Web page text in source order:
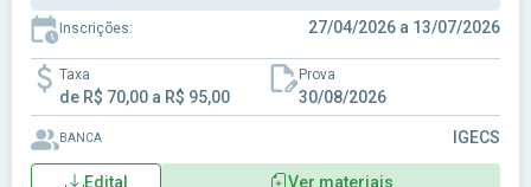
Inscrições: 27/04/2026 a 13/07/2026
Taxa
de R$ 70,00 a R$ 95,00
Prova
30/08/2026
BANCA IGECS
Edital Ver materiais